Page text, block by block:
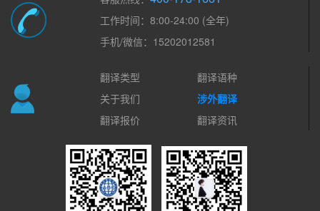
工作时间：8:00-24:00 (全年)
手机/微信：15202012581
翻译类型
翻译语种
关于我们
涉外翻译
翻译报价
翻译资讯